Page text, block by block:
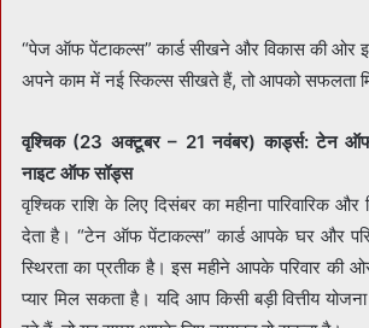
“पेज ऑफ पेंटाकल्स” कार्ड सीखने और विकास की ओर
अपने काम में नई स्किल्स सीखते हैं, तो आपको सफलता
वृश्चिक (23 अक्टूबर – 21 नवंबर) कार्ड्स: टेन
नाइट ऑफ सॉड्स
वृश्चिक राशि के लिए दिसंबर का महीना पारिवारिक और
देता है। “टेन ऑफ पेंटाकल्स” कार्ड आपके घर और
स्थिरता का प्रतीक है। इस महीने आपके परिवार
प्यार मिल सकता है। यदि आप किसी बड़ी वित्तीय